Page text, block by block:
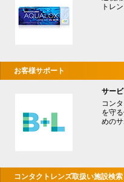
トレ
お客様サポート
サー
コン
を守
めの
コンタクトレンズ取扱い施設検索